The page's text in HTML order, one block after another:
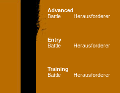
Advanced
Battle
Herausforderer
Entry
Battle
Herausforderer
Training
Battle
Herausforderer